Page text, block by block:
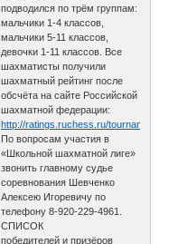
подводился по трём группам:
мальчики 1-4 классов,
мальчики 5-11 классов,
девочки 1-11 классов. Все
шахматисты получили
шахматный рейтинг после
обсчёта на сайте Российской
шахматной федерации:
http://ratings.ruchess.ru/tournaments/
По вопросам участия в
«Школьной шахматной лиге»
звонить главному судье
соревнования Шевченко
Алексею Игоревичу по
телефону 8-920-229-4961.
СПИСОК
победителей и призёров